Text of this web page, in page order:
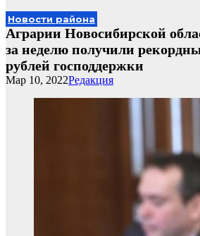
Новости района
Аграрии Новосибирской
за неделю получили
рублей господдержки
Редакция
Мар 10, 2022